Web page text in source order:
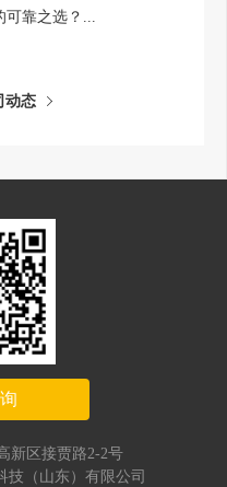
靠之选？...
动态
新区接贾路2-2号
技（山东）有限公司